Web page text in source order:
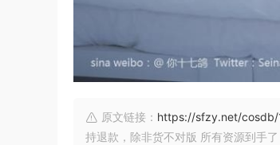
原文链接： https://sfzy.net/
持退款，除非货不对版 所有资源到手